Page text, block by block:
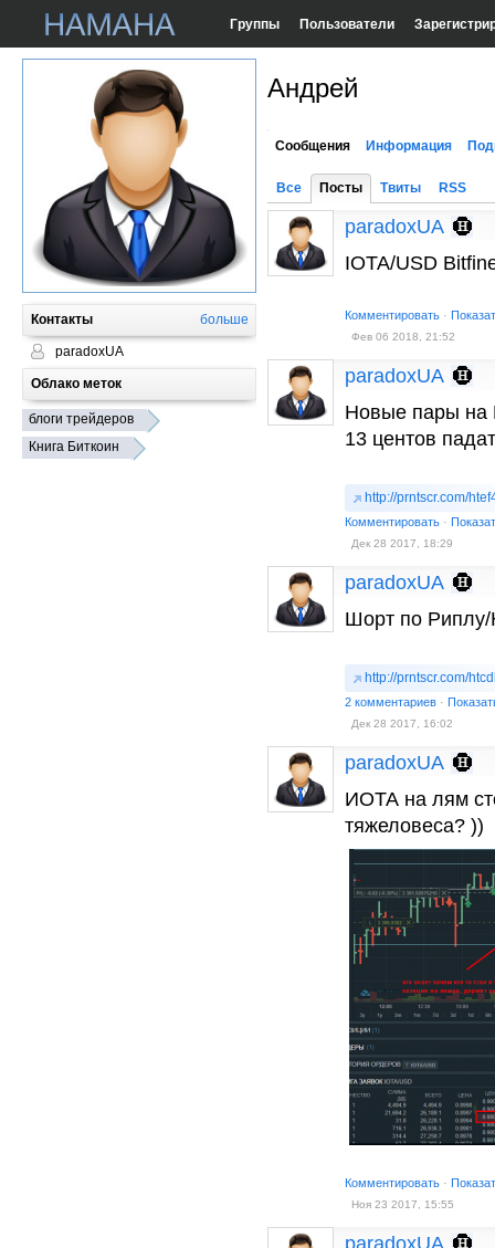
Группы Пользователи
Контакты больше
paradoxUA
Облако меток
блоги трейдеров
Книга Биткоин
Андрей
Сообщения Информация
Все Посты Твиты RSS
paradoxUA
IOTA/USD
Комментировать ·
Фев 06 2018, 21:52
paradoxUA
Новые пары на
13 центов
http://prntscr.com/
Комментировать ·
Дек 28 2017, 18:29
paradoxUA
Шорт по
http://prntscr.com/
2 комментариев ·
Дек 28 2017, 16:02
paradoxUA
ИОТА на лям
тяжеловеса? ))
Комментировать ·
Ноя 23 2017, 15:55
paradoxUA